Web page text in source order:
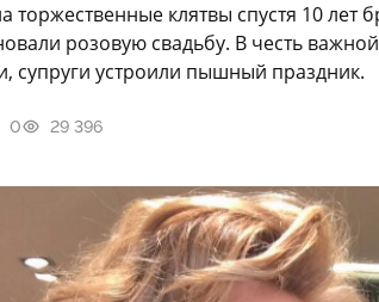
торжественные клятвы спустя 10 лет
розовую свадьбу. В честь
супруги устроили пышный праздник.
0 29 396